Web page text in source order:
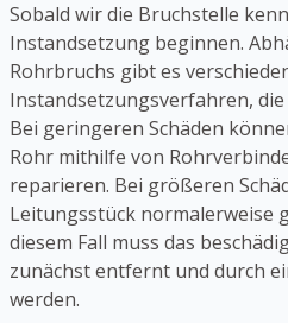
Sobald wir die Bruchstelle
Instandsetzung beginnen.
Rohrbruchs gibt es
Instandsetzungsverfahren,
Bei geringeren Schäden
Rohr mithilfe von
reparieren. Bei größeren
Leitungsstück normalerweise
diesem Fall muss das
zunächst entfernt und durch
werden.